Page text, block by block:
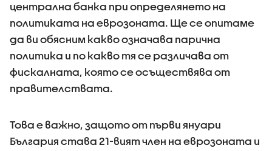
централна банка при определянето на
политиката на еврозоната. Ще се опитаме
да ви обясним какво означава парична
политика и по какво тя се различава от
фискалната, която се осъществява от
правителствата.
Това е важно, защото от първи януари
България става 21-вият член на еврозоната и